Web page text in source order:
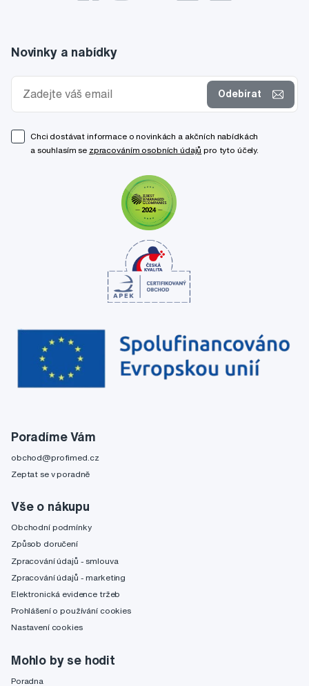
Poradíme Vám
obchod@profimed.cz
Zeptat se v poradně
Vše o nákupu
Obchodní podmínky
Způsob doručení
Zpracování údajů - smlouva
Zpracování údajů - marketing
Elektronická evidence tržeb
Prohlášení o používání cookies
Nastavení cookies
Mohlo by se hodit
Poradna
Novinky a nabídky
Odebírat
Chci dostávat informace o novinkách a akčních nabídkách
a souhlasím se zpracováním osobních údajů pro tyto účely.